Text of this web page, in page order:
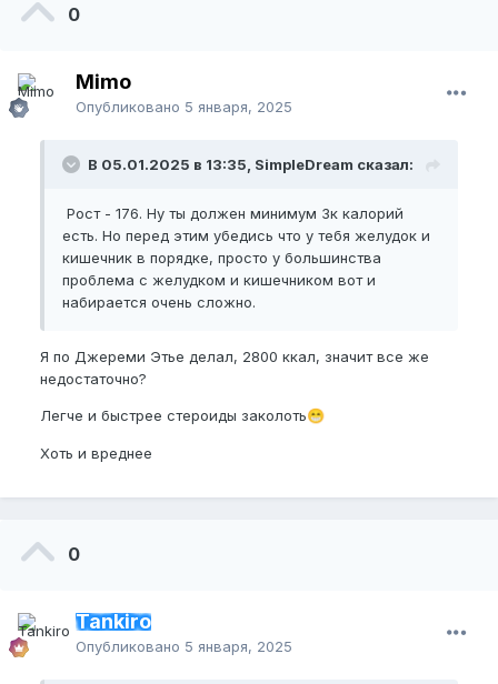
0
Mimo
Опубликовано 5 января, 2025
В 05.01.2025 в 13:35, SimpleDream сказал:
Рост - 176. Ну ты должен минимум 3к калорий
есть. Но перед этим убедись что у тебя желудок и
кишечник в порядке, просто у большинства
проблема с желудком и кишечником вот и
набирается очень сложно.
Я по Джереми Этье делал, 2800 ккал, значит все же
недостаточно?
Легче и быстрее стероиды заколоть😁
Хоть и вреднее
0
Tankiro
Опубликовано 5 января, 2025